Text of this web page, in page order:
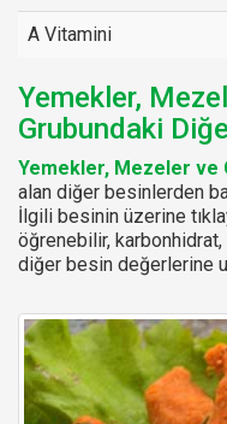
A Vitamini
Yemekler,
Grubundaki
Yemekler, Mezeler ve
alan diğer besinlerden
İlgili besinin üzerine
öğrenebilir,
diğer besin değerlerine